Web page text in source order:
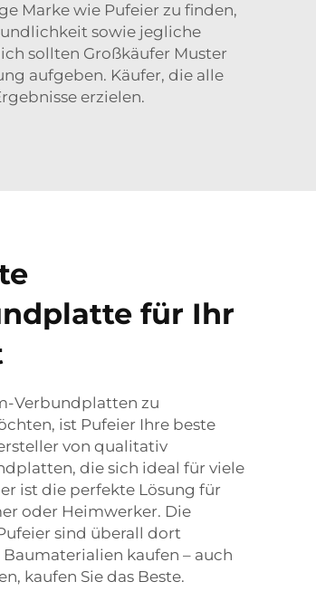
Marke wie Pufeier zu finden,
sowie jegliche
sollten Großkäufer Muster
aufgeben. Käufer, die alle
erzielen.
für Ihr
Verbundplatten zu
ist Pufeier Ihre beste
von qualitativ
die sich ideal für viele
ist die perfekte Lösung für
oder Heimwerker. Die
sind überall dort
kaufen – auch
kaufen Sie das Beste.